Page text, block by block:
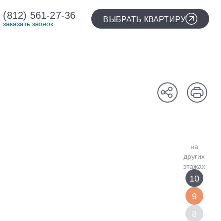
(812) 561-27-36
заказать звонок ВЫБРАТЬ КВАРТИРУ
8
9
10